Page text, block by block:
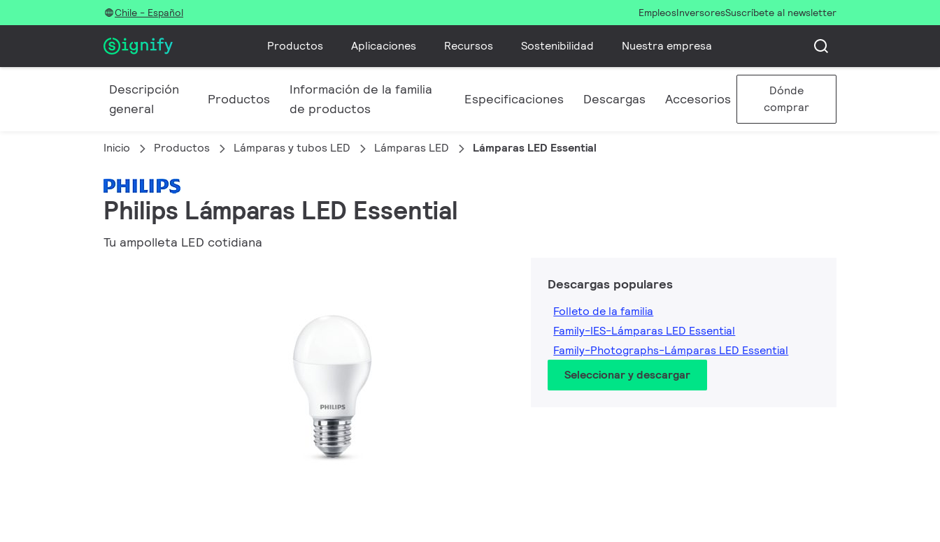
Chile - Español EmpleosInversoresSuscríbete al newsletter
Productos Aplicaciones Recursos Sostenibilidad Nuestra empresa
Descripción
general
Productos
Información de la familia
de productos
Especificaciones Descargas Accesorios
Dónde
comprar
Inicio Productos Lámparas y tubos LED Lámparas LED Lámparas LED Essential
Philips Lámparas LED Essential
Tu ampolleta LED cotidiana
Descargas populares
Folleto de la familia
Family-IES-Lámparas LED Essential
Family-Photographs-Lámparas LED Essential
Seleccionar y descargar